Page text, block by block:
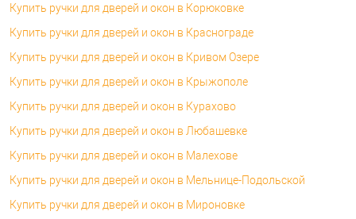
Купить ручки для дверей и окон в Корюковке
Купить ручки для дверей и окон в Краснограде
Купить ручки для дверей и окон в Кривом Озере
Купить ручки для дверей и окон в Крыжополе
Купить ручки для дверей и окон в Курахово
Купить ручки для дверей и окон в Любашевке
Купить ручки для дверей и окон в Малехове
Купить ручки для дверей и окон в Мельнице-Подольской
Купить ручки для дверей и окон в Мироновке